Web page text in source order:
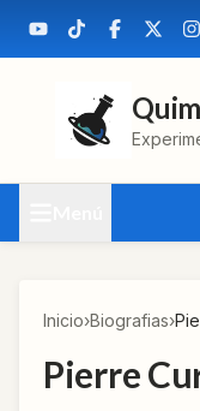
Inicio›Biografias›
Pierre